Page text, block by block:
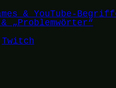
& YouTube-
„Problemwörter“
Twitch